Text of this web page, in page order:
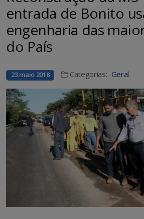
entrada de Bonito
engenharia das
do País
23 maio 2018 Categorias: Geral